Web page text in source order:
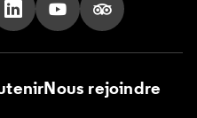
sur Tik Tok
nous sur X
Suivez nous sur LinkedIn
Suivez nous sur
Suivez nous
Nous rejoindre